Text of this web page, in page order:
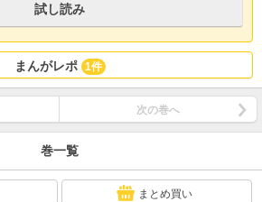
試し読み
まんがレポ 1件
次の巻へ
巻一覧
まとめ買い